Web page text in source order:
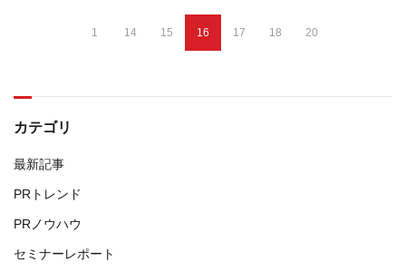
1 14 15 16 17 18 20
カテゴリ
最新記事
PRトレンド
PRノウハウ
セミナーレポート